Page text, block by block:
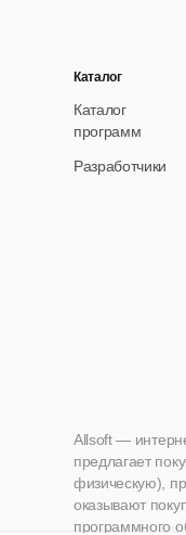
Каталог
Каталог
программ
Разработчики
Allsoft —
предлагает
физическую),
оказывают
программного